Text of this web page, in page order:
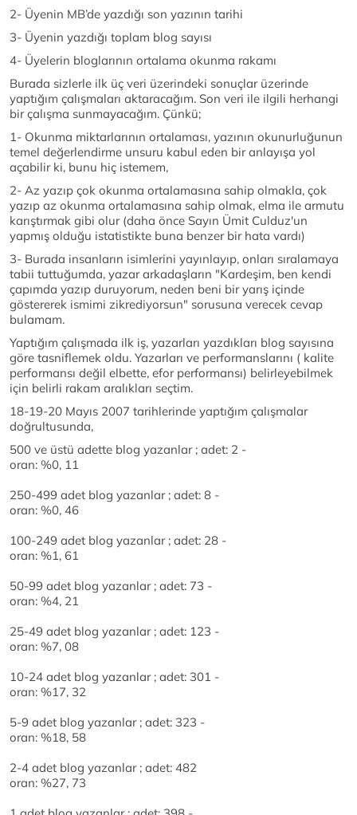
2- Üyenin MB’de yazdığı son yazının tarihi
3- Üyenin yazdığı toplam blog sayısı
4- Üyelerin bloglarının ortalama okunma rakamı
Burada sizlerle ilk üç veri üzerindeki sonuçlar üzerinde
yaptığım çalışmaları aktaracağım. Son veri ile ilgili herhangi
bir çalışma sunmayacağım. Çünkü;
1- Okunma miktarlarının ortalaması, yazının okunurluğunun
temel değerlendirme unsuru kabul eden bir anlayışa yol
açabilir ki, bunu hiç istemem,
2- Az yazıp çok okunma ortalamasına sahip olmakla, çok
yazıp az okunma ortalamasına sahip olmak, elma ile armutu
karıştırmak gibi olur (daha önce Sayın Ümit Culduz'un
yapmış olduğu istatistikte buna benzer bir hata vardı)
3- Burada insanların isimlerini yayınlayıp, onları sıralamaya
tabii tuttuğumda, yazar arkadaşların "Kardeşim, ben kendi
çapımda yazıp duruyorum, neden beni bir yarış içinde
göstererek ismimi zikrediyorsun" sorusuna verecek cevap
bulamam.
Yaptığım çalışmada ilk iş, yazarları yazdıkları blog sayısına
göre tasniflemek oldu. Yazarları ve performanslarını ( kalite
performansı değil elbette, efor performansı) belirleyebilmek
için belirli rakam aralıkları seçtim.
18-19-20 Mayıs 2007 tarihlerinde yaptığım çalışmalar
doğrultusunda,
500 ve üstü adette blog yazanlar ; adet: 2 -
oran: %0, 11
250-499 adet blog yazanlar ; adet: 8 -
oran: %0, 46
100-249 adet blog yazanlar ; adet: 28 -
oran: %1, 61
50-99 adet blog yazanlar ; adet: 73 -
oran: %4, 21
25-49 adet blog yazanlar ; adet: 123 -
oran: %7, 08
10-24 adet blog yazanlar ; adet: 301 -
oran: %17, 32
5-9 adet blog yazanlar ; adet: 323 -
oran: %18, 58
2-4 adet blog yazanlar ; adet: 482
oran: %27, 73